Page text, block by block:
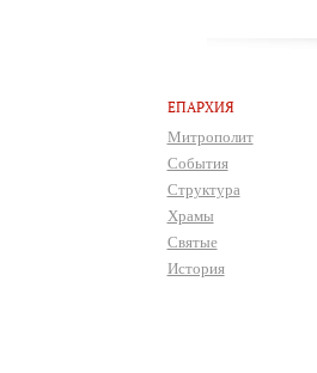
ЕПАРХИЯ
Митрополит
События
Структура
Храмы
Святые
История